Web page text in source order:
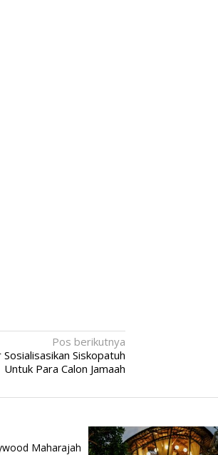
Pos berikutnya
Sosialisasikan Siskopatuh
Untuk Para Calon Jamaah
Maharajah